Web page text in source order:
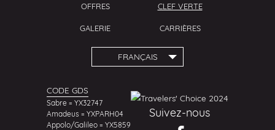
OFFRES
GALERIE
CLEF VERTE
CARRIÈRES
FRANÇAIS
CODE GDS
Sabre = YX32747
Amadeus = YXPARH04
Appolo/Galileo = YX5859
Suivez-nous